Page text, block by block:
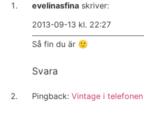
evelinasfina skriver:
2013-09-13 kl. 22:27
Så fin du är 🙂
Svara
Pingback:Vintage i telefonen |